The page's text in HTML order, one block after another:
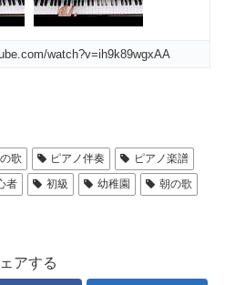
watch?v=ih9k89wgxAA
歌 ピアノ伴奏
ピアノ楽譜
者 初級 幼稚園
朝の歌
アする